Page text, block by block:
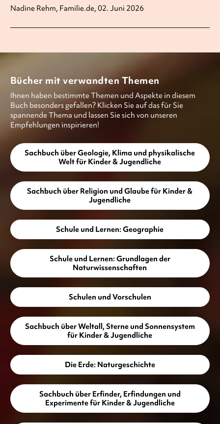
Nadine Rehm, Familie.de, 02. Juni 2026
Bücher mit verwandten Themen
Ihnen haben bestimmte Themen und Aspekte in diesem
Buch besonders gefallen? Klicken Sie auf das für Sie
spannende Thema und lassen Sie sich von unseren
Empfehlungen inspirieren!
Sachbuch über Geologie, Klima und physikalische
Welt für Kinder & Jugendliche
Sachbuch über Religion und Glaube für Kinder &
Jugendliche
Schule und Lernen: Geographie
Schule und Lernen: Grundlagen der
Naturwissenschaften
Schulen und Vorschulen
Sachbuch über Weltall, Sterne und Sonnensystem
für Kinder & Jugendliche
Die Erde: Naturgeschichte
Sachbuch über Erfinder, Erfindungen und
Experimente für Kinder & Jugendliche